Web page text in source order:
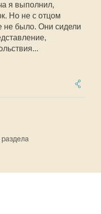
я выполнил,
Но не с отцом
не было. Они сидели